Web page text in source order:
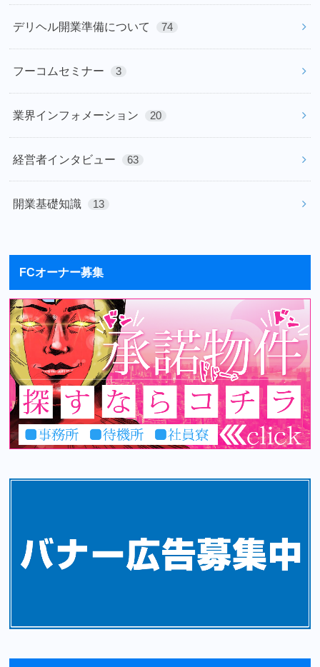
デリヘル開業準備について 74
フーコムセミナー 3
業界インフォメーション 20
経営者インタビュー 63
開業基礎知識 13
FCオーナー募集